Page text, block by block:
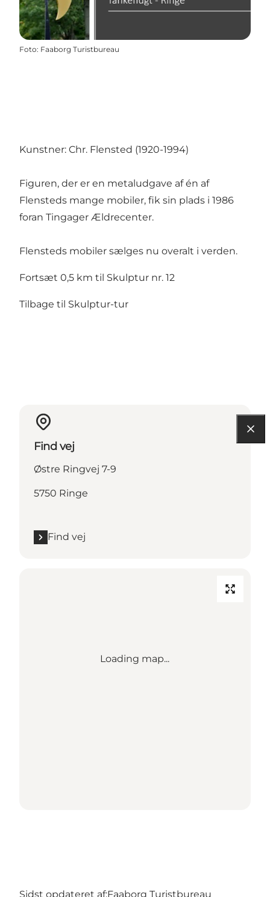
Foto: Faaborg Turistbureau
Kunstner: Chr. Flensted (1920-1994)
Figuren, der er en metaludgave af én af
Flensteds mange mobiler, fik sin plads i 1986
foran Tingager Ældrecenter.
Flensteds mobiler sælges nu overalt i verden.
Fortsæt 0,5 km til Skulptur nr. 12
Tilbage til Skulptur-tur
Find vej
Østre Ringvej 7-9
5750 Ringe
Find vej
Loading map...
Sidst opdateret af:Faaborg Turistbureau